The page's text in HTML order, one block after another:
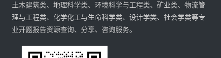
土木建筑类、地理科学类、环境科学与工程类、矿业类、物流管
理与工程类、化学化工与生命科学类、设计学类、社会学类等专
业开题报告资源查询、分享、咨询服务。